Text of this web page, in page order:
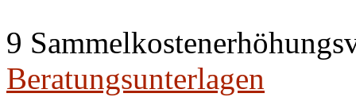
9
Beratungsunterlagen